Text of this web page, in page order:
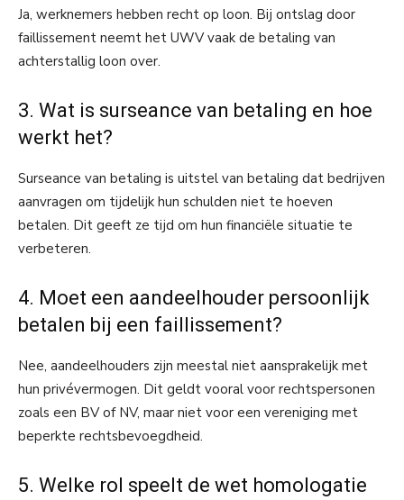
Ja, werknemers hebben recht op loon. Bij ontslag door
faillissement neemt het UWV vaak de betaling van
achterstallig loon over.
3. Wat is surseance van betaling en hoe
werkt het?
Surseance van betaling is uitstel van betaling dat bedrijven
aanvragen om tijdelijk hun schulden niet te hoeven
betalen. Dit geeft ze tijd om hun financiële situatie te
verbeteren.
4. Moet een aandeelhouder persoonlijk
betalen bij een faillissement?
Nee, aandeelhouders zijn meestal niet aansprakelijk met
hun privévermogen. Dit geldt vooral voor rechtspersonen
zoals een BV of NV, maar niet voor een vereniging met
beperkte rechtsbevoegdheid.
5. Welke rol speelt de wet homologatie